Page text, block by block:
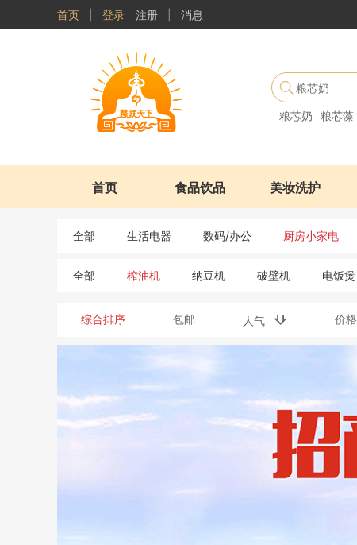
首页 登录 注册 消息
粮芯奶 粮芯藻
首页 食品饮品 美妆洗护
全部 生活电器 数码/办公 厨房小家电
全部 榨油机 纳豆机 破壁机 电饭煲
综合排序 包邮 人气 价格